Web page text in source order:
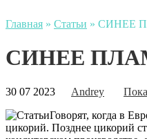
Главная » Статьи » СИНЕЕ
СИНЕЕ
30 07 2023 Andrey
Говорят, когда в
цикорий. Позднее цикорий